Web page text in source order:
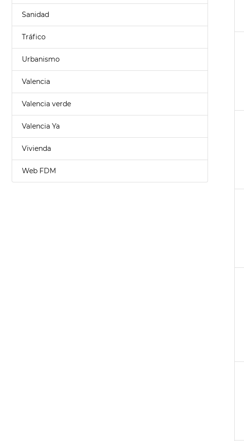
Sanidad
Tráfico
Urbanismo
Valencia
Valencia verde
Valencia Ya
Vivienda
Web FDM